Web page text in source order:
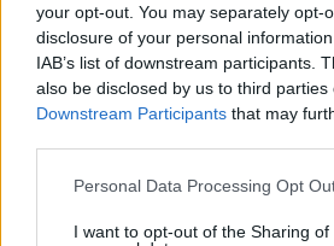
your opt-out. You may separately opt-
disclosure of your personal
IAB’s list of downstream participants.
also be disclosed by us to third parties
Downstream Participants that may
Please note that this website/app uses
not limited to your visit or usage
Personal Data Processing Opt
I want to opt-out of the Sharing of
ΔΕΙΤΕ ΟΛΕΣ ΤΙΣ ΕΙΔΗΣΕΙΣ
ΤΑ ΠΙΟ ΔΗΜΟΦΙΛΗ